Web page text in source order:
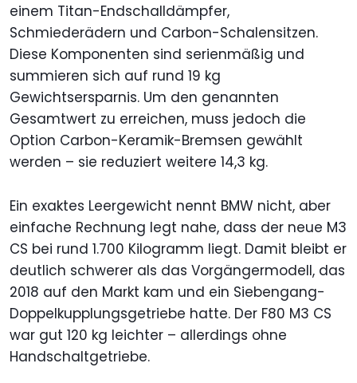
einem Titan-Endschalldämpfer,
Schmiederädern und Carbon-Schalensitzen.
Diese Komponenten sind serienmäßig und
summieren sich auf rund 19 kg
Gewichtsersparnis. Um den genannten
Gesamtwert zu erreichen, muss jedoch die
Option Carbon-Keramik-Bremsen gewählt
werden – sie reduziert weitere 14,3 kg.
Ein exaktes Leergewicht nennt BMW nicht, aber
einfache Rechnung legt nahe, dass der neue M3
CS bei rund 1.700 Kilogramm liegt. Damit bleibt er
deutlich schwerer als das Vorgängermodell, das
2018 auf den Markt kam und ein Siebengang-
Doppelkupplungsgetriebe hatte. Der F80 M3 CS
war gut 120 kg leichter – allerdings ohne
Handschaltgetriebe.